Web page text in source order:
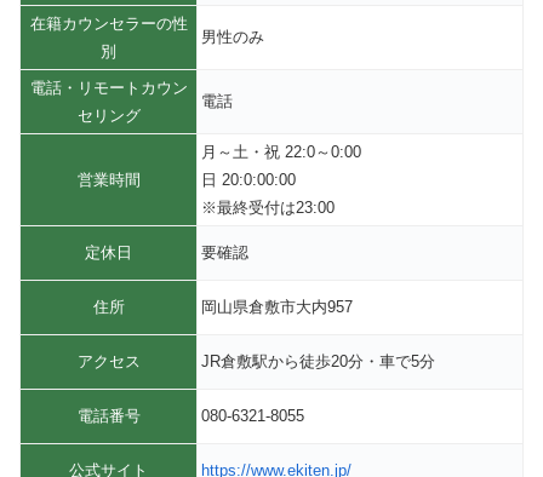
在籍カウンセラーの性
別
男性のみ
電話・リモートカウン
セリング
電話
営業時間
月～土・祝 22:0～0:00
日 20:0:00:00
※最終受付は23:00
定休日 要確認
住所 岡山県倉敷市大内957
アクセス JR倉敷駅から徒歩20分・車で5分
電話番号 080-6321-8055
公式サイト https://www.ekiten.jp/